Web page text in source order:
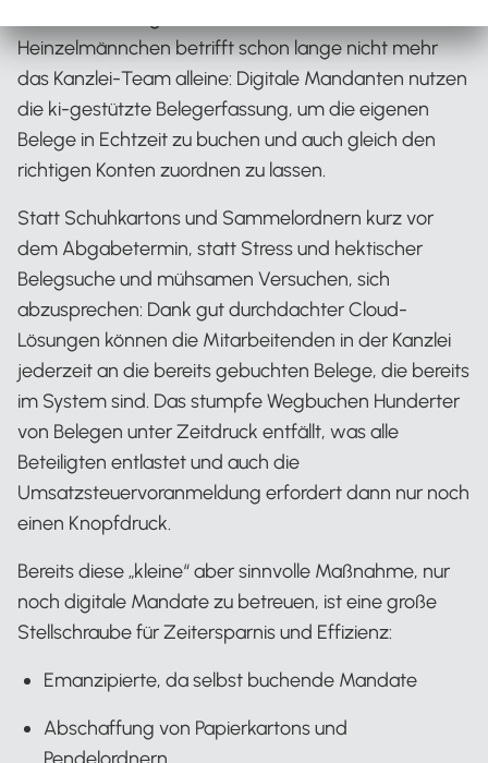
Heinzelmännchen betrifft schon lange nicht mehr
das Kanzlei-Team alleine: Digitale Mandanten nutzen
die ki-gestützte Belegerfassung, um die eigenen
Belege in Echtzeit zu buchen und auch gleich den
richtigen Konten zuordnen zu lassen.
Statt Schuhkartons und Sammelordnern kurz vor
dem Abgabetermin, statt Stress und hektischer
Belegsuche und mühsamen Versuchen, sich
abzusprechen: Dank gut durchdachter Cloud-
Lösungen können die Mitarbeitenden in der Kanzlei
jederzeit an die bereits gebuchten Belege, die bereits
im System sind. Das stumpfe Wegbuchen Hunderter
von Belegen unter Zeitdruck entfällt, was alle
Beteiligten entlastet und auch die
Umsatzsteuervoranmeldung erfordert dann nur noch
einen Knopfdruck.
Bereits diese „kleine“ aber sinnvolle Maßnahme, nur
noch digitale Mandate zu betreuen, ist eine große
Stellschraube für Zeitersparnis und Effizienz:
Emanzipierte, da selbst buchende Mandate
Abschaffung von Papierkartons und